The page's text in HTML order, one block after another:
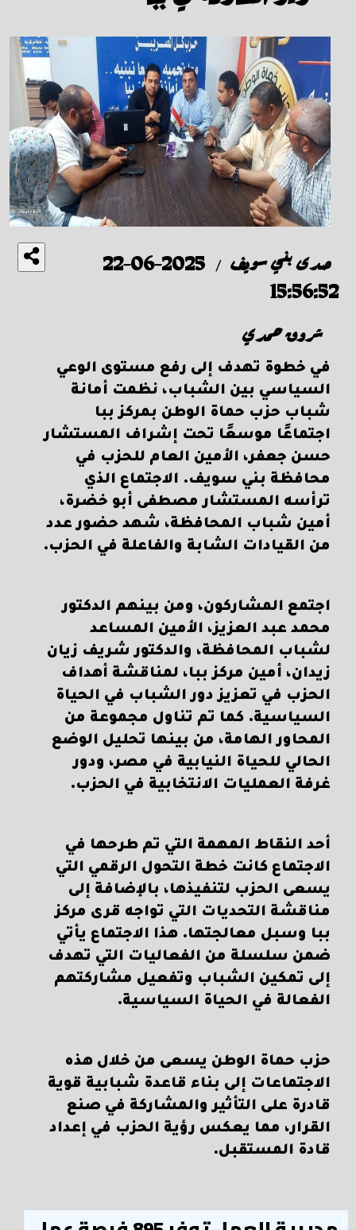
صدى بني سويف /
2025-06-22
15:56:52
شروق حمدي
في خطوة تهدف إلى رفع مستوى الوعي
السياسي بين الشباب، نظمت أمانة
شباب حزب حماة الوطن بمركز ببا
اجتماعًا موسعًا تحت إشراف المستشار
حسن جعفر، الأمين العام للحزب في
محافظة بني سويف. الاجتماع الذي
ترأسه المستشار مصطفى أبو خضرة،
أمين شباب المحافظة، شهد حضور عدد
من القيادات الشابة والفاعلة في الحزب.
اجتمع المشاركون، ومن بينهم الدكتور
محمد عبد العزيز، الأمين المساعد
لشباب المحافظة، والدكتور شريف زيان
زيدان، أمين مركز ببا، لمناقشة أهداف
الحزب في تعزيز دور الشباب في الحياة
السياسية. كما تم تناول مجموعة من
المحاور الهامة، من بينها تحليل الوضع
الحالي للحياة النيابية في مصر، ودور
غرفة العمليات الانتخابية في الحزب.
أحد النقاط المهمة التي تم طرحها في
الاجتماع كانت خطة التحول الرقمي التي
يسعى الحزب لتنفيذها، بالإضافة إلى
مناقشة التحديات التي تواجه قرى مركز
ببا وسبل معالجتها. هذا الاجتماع يأتي
ضمن سلسلة من الفعاليات التي تهدف
إلى تمكين الشباب وتفعيل مشاركتهم
الفعالة في الحياة السياسية.
حزب حماة الوطن يسعى من خلال هذه
الاجتماعات إلى بناء قاعدة شبابية قوية
قادرة على التأثير والمشاركة في صنع
القرار، مما يعكس رؤية الحزب في إعداد
قادة المستقبل.